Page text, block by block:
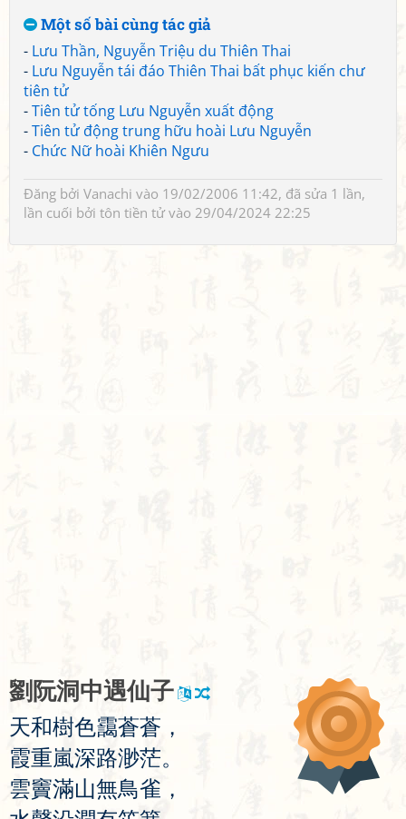
Một số bài cùng tác giả
- Lưu Thần, Nguyễn Triệu du Thiên Thai
- Lưu Nguyễn tái đáo Thiên Thai bất phục kiến chư
tiên tử
-Tiên tử tống Lưu Nguyễn xuất động
-Tiên tử động trung hữu hoài Lưu Nguyễn
- Chức Nữ hoài Khiên Ngưu
Đăng bởi Vanachi vào 19/02/2006 11:42, đã sửa 1 lần,
lần cuối bởi tôn tiền tửvào 29/04/2024 22:25
劉 阮洞中遇仙子
天和樹色靄蒼蒼 ，
霞重嵐深路渺茫。
雲竇滿山無鳥雀 ，